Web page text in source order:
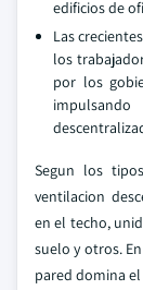
edificios de
Las
los
por los
Segun los
ventilacion
en el techo,
suelo y otros.
pared domina el